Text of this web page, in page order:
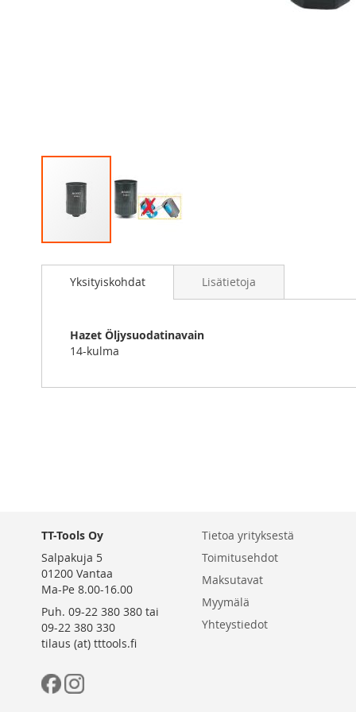
to
images
Yksityiskohdat
Hazet Öljysuodatinavain
14-kulma
Lisätietoja
TT-Tools Oy
Salpakuja 5
01200 Vantaa
Ma-Pe 8.00-16.00
Puh. 09-22 380 380 tai
09-22 380 330
tilaus (at) tttools.fi
Tietoa yrityksestä
Toimitusehdot
Maksutavat
Myymälä
Yhteystiedot